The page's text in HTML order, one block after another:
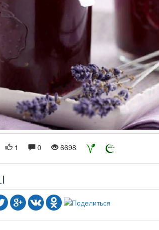
1 0 6698